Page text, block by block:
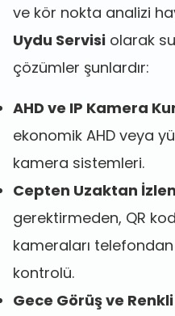
ve kör nokta analizi
Uydu Servisi olarak
çözümler şunlardır:
AHD ve IP Kamera
ekonomik AHD veya
kamera sistemleri.
Cepten Uzaktan
gerektirmeden, QR
kameraları telefondan
kontrolü.
Gece Görüş ve